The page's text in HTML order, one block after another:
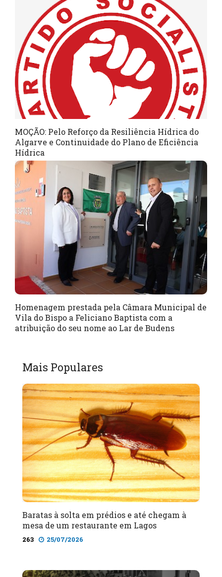
MOÇÃO: Pelo Reforço da Resiliência Hídrica do
Algarve e Continuidade do Plano de Eficiência
Hídrica
Homenagem prestada pela Câmara Municipal de
Vila do Bispo a Feliciano Baptista com a
atribuição do seu nome ao Lar de Budens
Mais Populares
Baratas à solta em prédios e até chegam à
mesa de um restaurante em Lagos
263 25/07/2026